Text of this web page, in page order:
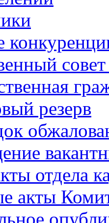
совет
резерв
отдела
акты